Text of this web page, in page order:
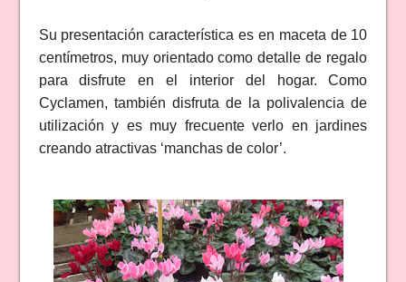
Su presentación característica es en maceta de 10
centímetros, muy orientado como detalle de regalo
para disfrute en el interior del hogar. Como
Cyclamen, también disfruta de la polivalencia de
utilización y es muy frecuente verlo en jardines
creando atractivas ‘manchas de color’.